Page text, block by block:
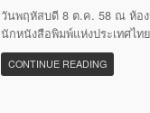
วันพฤหัสบดี 8 ต.ค. 58 ณ ห้อ
นักหนังสือพิมพ์แห่งประเทศไทย
CONTINUE READING